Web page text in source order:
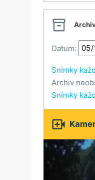

Datum:
Snímky
Archiv
Snímky
